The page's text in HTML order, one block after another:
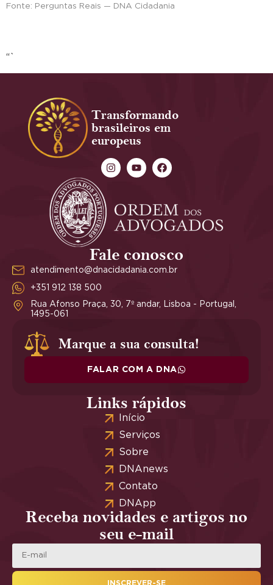
Fonte: Perguntas Reais — DNA Cidadania
“`
Transformando
brasileiros em
europeus
Fale conosco
atendimento@dnacidadania.com.br
+351 912 138 500
Rua Afonso Praça, 30, 7º andar, Lisboa - Portugal,
1495-061
Marque a sua consulta!
FALAR COM A DNA
Links rápidos
Início
Serviços
Sobre
DNAnews
Contato
DNApp
Receba novidades e artigos no
seu e-mail
INSCREVER-SE